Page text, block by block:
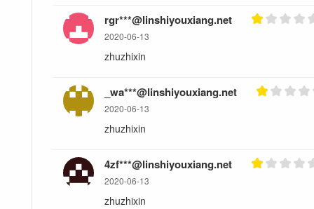
rgr***@linshiyouxiang.net
2020-06-13
zhuzhixin
_wa***@linshiyouxiang.net
2020-06-13
zhuzhixin
4zf***@linshiyouxiang.net
2020-06-13
zhuzhixin